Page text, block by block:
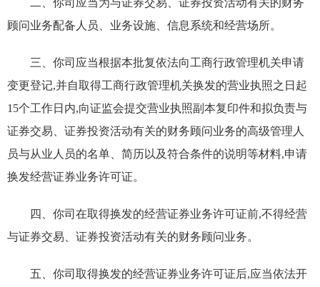
二、你司应当为与证券交易、证券投资活动有关的财务
顾问业务配备人员、业务设施、信息系统和经营场所。
三、你司应当根据本批复依法向工商行政管理机关申请
变更登记,并自取得工商行政管理机关换发的营业执照之日起
15个工作日内,向证监会提交营业执照副本复印件和拟负责与
证券交易、证券投资活动有关的财务顾问业务的高级管理人
员与从业人员的名单、简历以及符合条件的说明等材料,申请
换发经营证券业务许可证。
四、你司在取得换发的经营证券业务许可证前,不得经营
与证券交易、证券投资活动有关的财务顾问业务。
五、你司取得换发的经营证券业务许可证后,应当依法开